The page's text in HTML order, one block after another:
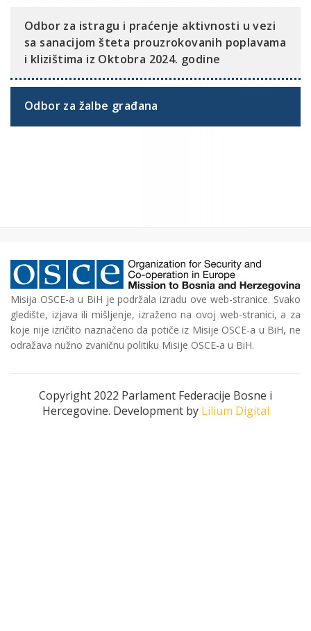
Odbor za istragu i praćenje aktivnosti u vezi
sa sanacijom šteta prouzrokovanih poplavama
i klizištima iz Oktobra 2024. godine
Odbor za žalbe građana
Misija OSCE-a u BiH je podržala izradu ove web-stranice. Svako
gledište, izjava ili mišljenje, izraženo na ovoj web-stranici, a za
koje nije izričito naznačeno da potiče iz Misije OSCE-a u BiH, ne
odražava nužno zvaničnu politiku Misije OSCE-a u BiH.
Copyright 2022 Parlament Federacije Bosne i
Hercegovine. Development by Lilium Digital